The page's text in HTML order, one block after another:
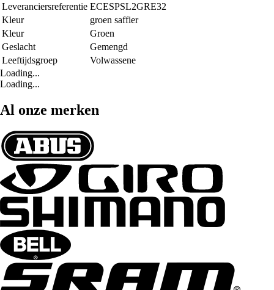
Leveranciersreferentie ECESPSL2GRE32
Kleur
groen saffier
Kleur
Groen
Geslacht
Gemengd
Leeftijdsgroep
Volwassene
Loading...
Loading...
Al onze merken